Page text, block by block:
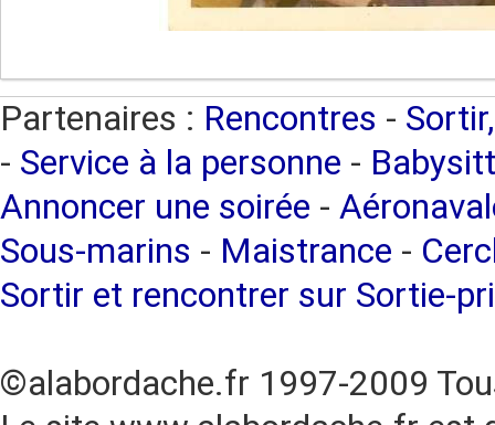
Partenaires : Rencontres -
- Service à la personne -
Annoncer une soirée -
Sous-marins - Maistrance -
Sortir et rencontrer sur Sortie-
©alabordache.fr 1997-2009